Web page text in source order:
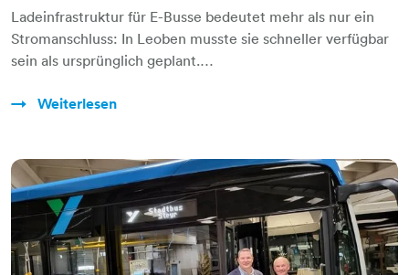
Ladeinfrastruktur für E-Busse bedeutet mehr als nur ein
Stromanschluss: In Leoben musste sie schneller verfügbar
sein als ursprünglich geplant.…
Weiterlesen